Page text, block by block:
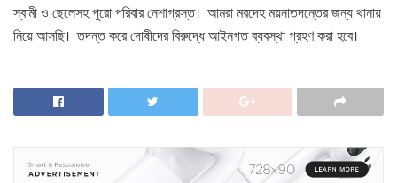
স্বামী ও ছেলেসহ পুরো পরিবার নেশাগ্রস্ত। আমরা মরদেহ ময়নাতদন্তের জন্য থানায়
নিয়ে আসছি। তদন্ত করে দোষীদের বিরুদ্ধে আইনগত ব্যবস্থা গ্রহণ করা হবে।